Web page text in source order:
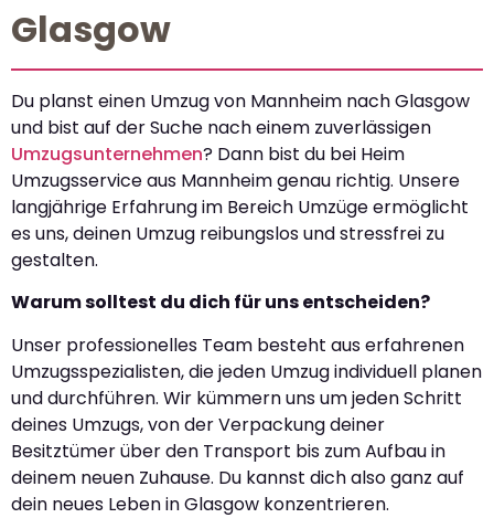
Glasgow
Du planst einen Umzug von Mannheim nach Glasgow
und bist auf der Suche nach einem zuverlässigen
Umzugsunternehmen? Dann bist du bei Heim
Umzugsservice aus Mannheim genau richtig. Unsere
langjährige Erfahrung im Bereich Umzüge ermöglicht
es uns, deinen Umzug reibungslos und stressfrei zu
gestalten.
Warum solltest du dich für uns entscheiden?
Unser professionelles Team besteht aus erfahrenen
Umzugsspezialisten, die jeden Umzug individuell planen
und durchführen. Wir kümmern uns um jeden Schritt
deines Umzugs, von der Verpackung deiner
Besitztümer über den Transport bis zum Aufbau in
deinem neuen Zuhause. Du kannst dich also ganz auf
dein neues Leben in Glasgow konzentrieren.